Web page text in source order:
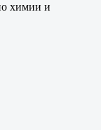
химии и